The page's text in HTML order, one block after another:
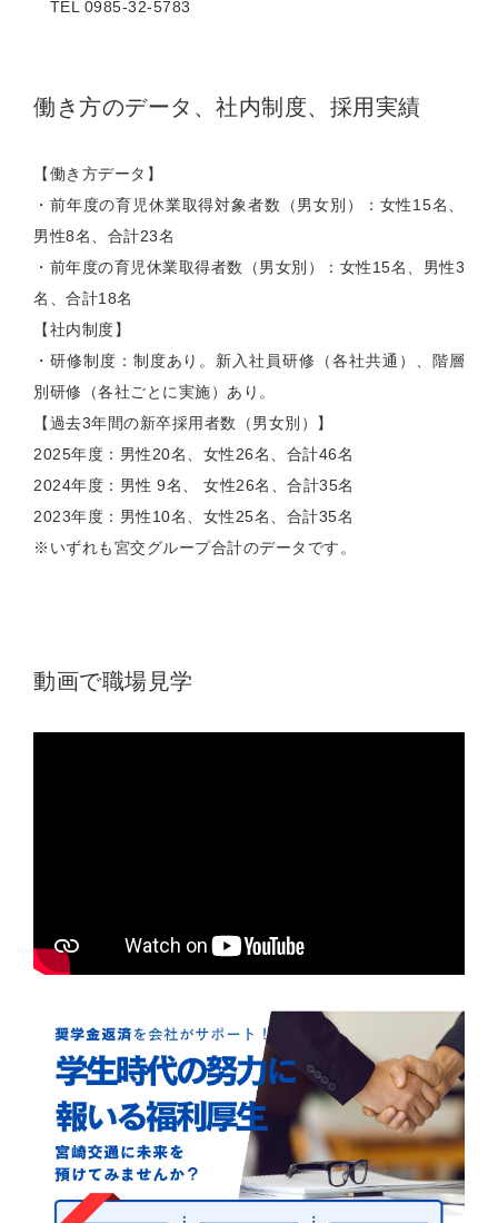
TEL 0985-32-5783
働き方のデータ、社内制度、採用実績
【働き方データ】
・前年度の育児休業取得対象者数（男女別）：女性15名、
男性8名、合計23名
・前年度の育児休業取得者数（男女別）：女性15名、男性3
名、合計18名
【社内制度】
・研修制度：制度あり。新入社員研修（各社共通）、階層
別研修（各社ごとに実施）あり。
【過去3年間の新卒採用者数（男女別）】
2025年度：男性20名、女性26名、合計46名
2024年度：男性 9名、 女性26名、合計35名
2023年度：男性10名、女性25名、合計35名
※いずれも宮交グループ合計のデータです。
動画で職場見学